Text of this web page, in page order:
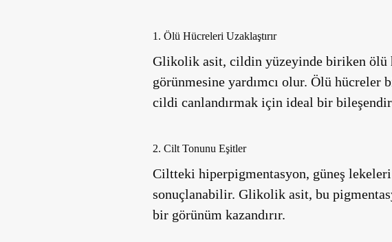
1. Ölü Hücreleri Uzaklaştırır
Glikolik asit, cildin yüzeyinde biriken ölü
görünmesine yardımcı olur. Ölü
cildi canlandırmak için ideal bir
2. Cilt Tonunu Eşitler
Ciltteki hiperpigmentasyon, güneş
sonuçlanabilir. Glikolik asit, bu
bir görünüm kazandırır.